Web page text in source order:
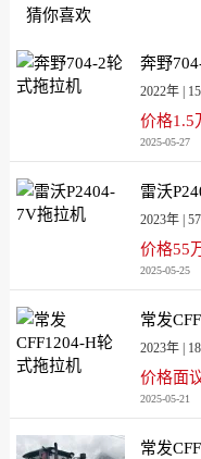
猜你喜欢
奔野
2022年 |
价格1.5
2025-05-27
雷沃
2023年 |
价格55
2025-05-25
常发
2023年 |
价格面
2025-05-21
常发